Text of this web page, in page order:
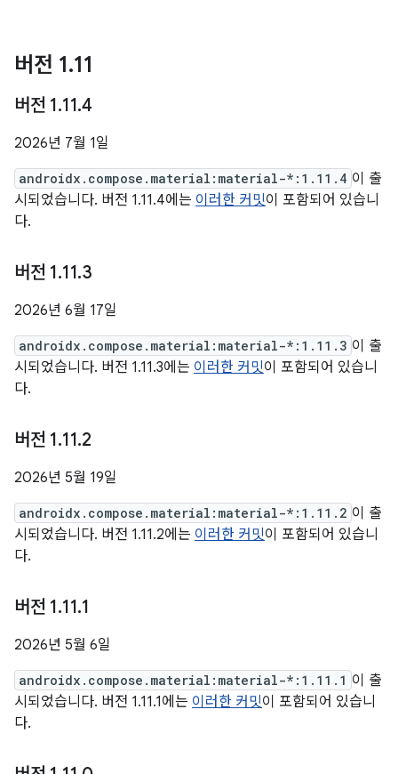
버전 1.11
버전 1.11.4
2026년 7월 1일
androidx.compose.material:material-*:1.11.4 이 출
시되었습니다. 버전 1.11.4에는 이러한 커밋이 포함되어 있습니
다.
버전 1.11.3
2026년 6월 17일
androidx.compose.material:material-*:1.11.3 이 출
시되었습니다. 버전 1.11.3에는 이러한 커밋이 포함되어 있습니
다.
버전 1.11.2
2026년 5월 19일
androidx.compose.material:material-*:1.11.2 이 출
시되었습니다. 버전 1.11.2에는 이러한 커밋이 포함되어 있습니
다.
버전 1.11.1
2026년 5월 6일
androidx.compose.material:material-*:1.11.1 이 출
시되었습니다. 버전 1.11.1에는 이러한 커밋이 포함되어 있습니
다.